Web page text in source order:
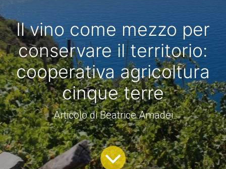
Il vino come mezzo per
conservare il territorio:
cooperativa agricoltura
cinque terre
Articolo di Beatrice Amadei